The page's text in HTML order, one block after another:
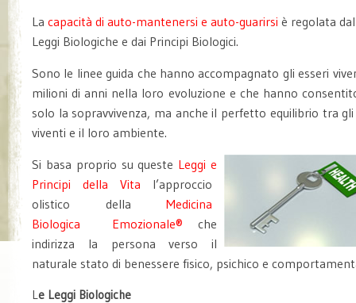
La capacità di auto-mantenersi e auto-guarirsi è regolata
Leggi Biologiche e dai Principi Biologici.
Sono le linee guida che hanno accompagnato gli esseri
milioni di anni nella loro evoluzione e che hanno
solo la sopravvivenza, ma anche il perfetto equilibrio tra gli
viventi e il loro ambiente.
Si basa proprio su queste Leggi e
Principi della Vita l’approccio
olistico della Medicina
Biologica Emozionale® che
indirizza la persona verso il
naturale stato di benessere fisico, psichico e
Le Leggi Biologiche